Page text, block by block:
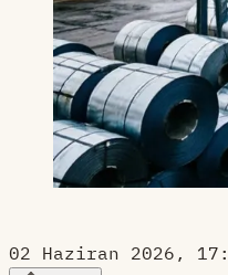
02 Haziran 2026,